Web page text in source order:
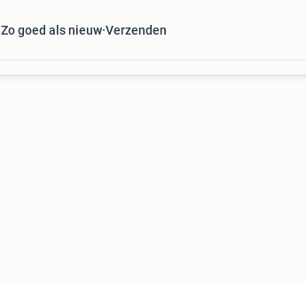
Zo goed als nieuw Verzenden